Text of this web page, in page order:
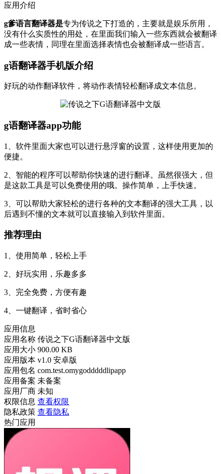
应用介绍
g爹语言翻译器是专为传说之下打造的，主要就是娱乐所用，
没有什么实质性的用处，在里面我们输入一些东西就会被翻译
成一些表情，同理在里面选择表情也会被翻译成一些语言。
g语翻译器手机版介绍
好玩的动作翻译软件，将动作表情轻松翻译成文本信息。
g语翻译器app功能
1、软件里面大家也可以进行悬浮窗的设置，这样使用更加的
便捷。
2、智能的程序可以帮助你快速的进行翻译。虽然很强大，但
是这款工具是可以免费使用的哦。操作简单，上手快速。
3、可以帮助大家轻松的进行各种的文本翻译的强大工具，以
后遇到不懂的文本就可以直接输入到软件里面。
推荐理由
1、使用简单，轻松上手
2、好玩实用，乐趣多多
3、完全免费，方便有趣
4、一键翻译，省时省心
应用信息
应用名称 传说之下G语翻译器中文版
应用大小 900.00 KB
应用版本 v1.0 安卓版
应用包名 com.test.omygodddddlipapp
应用备案 未备案
应用厂商 未知
权限信息 查看权限
隐私政策 查看隐私
热门应用